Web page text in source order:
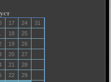
17 24
31
18
25
19
26
20
27
21
28
22
29